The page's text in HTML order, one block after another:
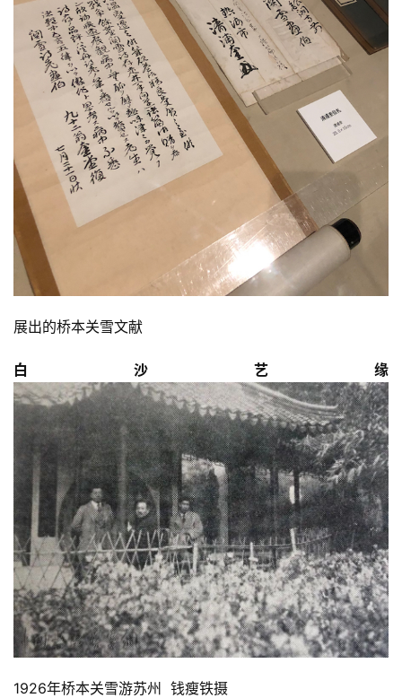
展出的桥本关雪文献
白沙艺缘
1926年桥本关雪游苏州  钱瘦铁摄